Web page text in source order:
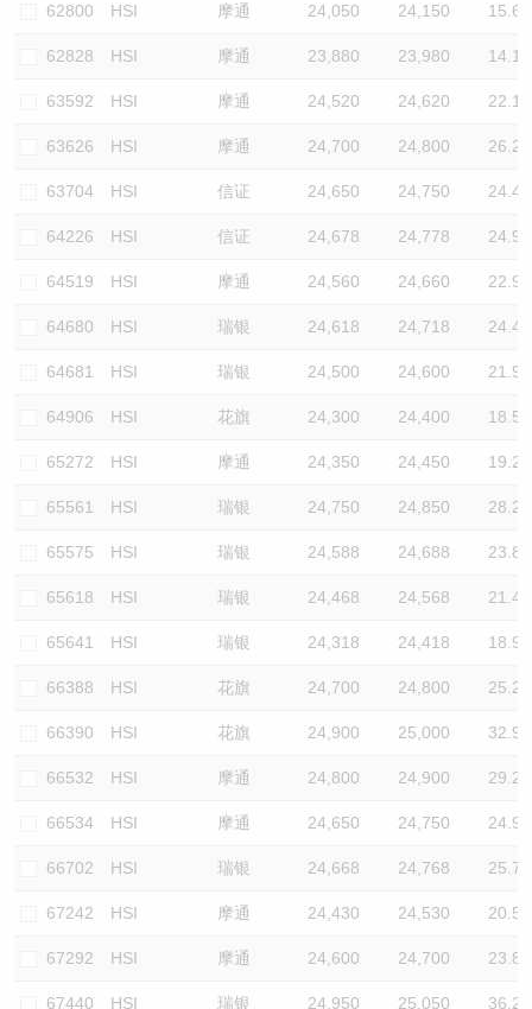
62800 HSI 摩通 24,050 24,150 15.6
62828 HSI 摩通 23,880 23,980 14.1
63592 HSI 摩通 24,520 24,620 22.1
63626 HSI 摩通 24,700 24,800 26.2
63704 HSI 信证 24,650 24,750 24.4
64226 HSI 信证 24,678 24,778 24.9
64519 HSI 摩通 24,560 24,660 22.9
64680 HSI 瑞银 24,618 24,718 24.4
64681 HSI 瑞银 24,500 24,600 21.9
64906 HSI 花旗 24,300 24,400 18.5
65272 HSI 摩通 24,350 24,450 19.2
65561 HSI 瑞银 24,750 24,850 28.2
65575 HSI 瑞银 24,588 24,688 23.8
65618 HSI 瑞银 24,468 24,568 21.4
65641 HSI 瑞银 24,318 24,418 18.9
66388 HSI 花旗 24,700 24,800 25.2
66390 HSI 花旗 24,900 25,000 32.9
66532 HSI 摩通 24,800 24,900 29.2
66534 HSI 摩通 24,650 24,750 24.9
66702 HSI 瑞银 24,668 24,768 25.7
67242 HSI 摩通 24,430 24,530 20.5
67292 HSI 摩通 24,600 24,700 23.8
67440 HSI 瑞银 24,950 25,050 36.2